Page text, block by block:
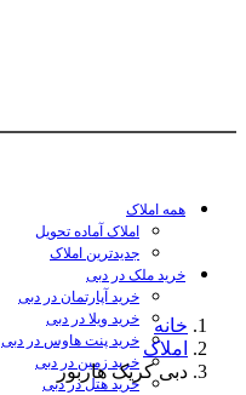
همه املاک
املاک آماده تحویل
جدیدترین املاک
خرید ملک در دبی
خرید آپارتمان در دبی
خرید ویلا در دبی
خرید پنت هاوس در دبی
خرید زمین در دبی
خرید هتل در دبی
خانه
املاک
دبی کریک هاربور